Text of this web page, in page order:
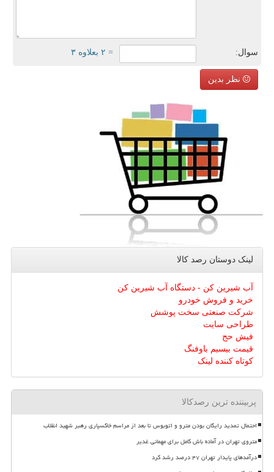
سوال: = ۲ بعلاوه ۳
نظر بدین
لینک دوستان رصد كالا
آب شیرین کن - دستگاه آب شیرین کن
خرید و فروش خودرو
شرکت صنعتی سخت پوشش
طراحی سایت
فیش حج
قیمت بیسیم باوفنگ
کوتاه کننده لینک
پربیننده ترین رصدکالا
احتمال تمدید رایگان بودن مترو و اتوبوس تا بعد از مراسم خاکسپاری رهبر شهید انقلاب
متروی تهران در آماده باش کامل برای مهمانی غدیر
درآمدهای پایدار تهران ۴۷ درصد رشد کرد